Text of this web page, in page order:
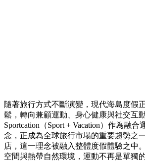
隨著旅行方式不斷演變，現代海島度假
鬆，轉向兼顧運動、身心健康與社交互
Sportcation（Sport + Vacation）作為融
念，正成為全球旅行市場的重要趨勢之
店，這一理念被融入整體度假體驗之中
空間與熱帶自然環境，運動不再是單獨